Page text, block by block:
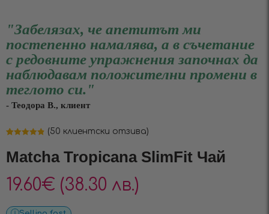
"Забелязах, че апетитът ми
постепенно намалява, а в съчетание
с редовните упражнения започнах да
наблюдавам положителни промени в
теглото си."
- Теодора В., клиент
базирано на
потребителски
(50 клиентски отзива)
Matcha Tropicana SlimFit Чай
19.60€ (38.30 лв.)